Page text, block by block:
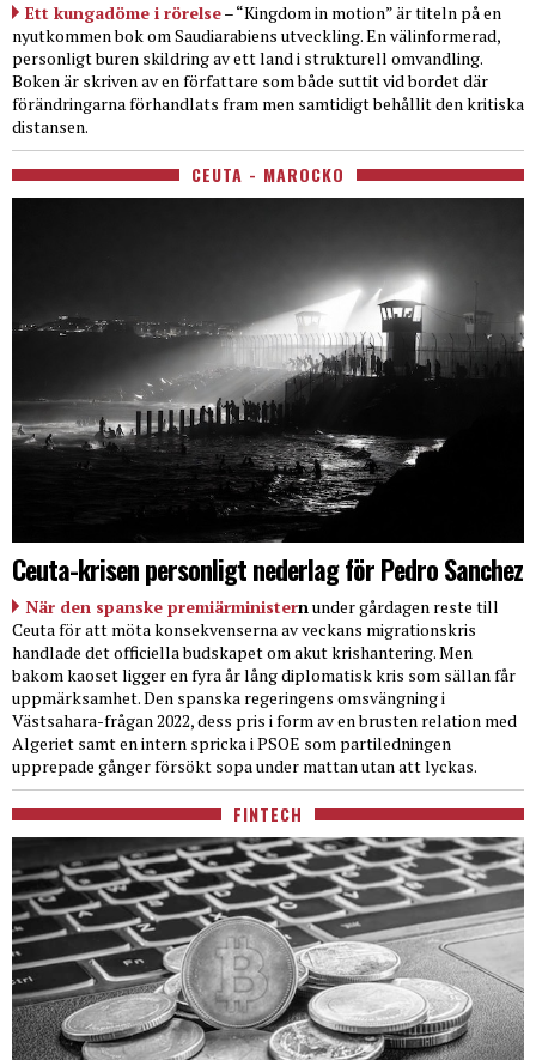
Ett kungadöme i rörelse– “Kingdom in motion” är titeln på en
nyutkommen bok om Saudiarabiens utveckling. En välinformerad,
personligt buren skildring av ett land i strukturell omvandling.
Boken är skriven av en författare som både suttit vid bordet där
förändringarna förhandlats fram men samtidigt behållit den kritiska
distansen.
CEUTA - MAROCKO
Ceuta-krisen personligt nederlag för Pedro Sanchez
När den spanske premiärministernunder gårdagen reste till
Ceuta för att möta konsekvenserna av veckans migrationskris
handlade det officiella budskapet om akut krishantering. Men
bakom kaoset ligger en fyra år lång diplomatisk kris som sällan får
uppmärksamhet. Den spanska regeringens omsvängning i
Västsahara-frågan 2022, dess pris i form av en brusten relation med
Algeriet samt en intern spricka i PSOE som partiledningen
upprepade gånger försökt sopa under mattan utan att lyckas.
FINTECH